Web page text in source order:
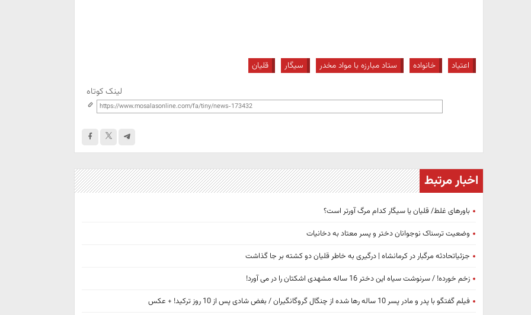
اعتیاد خانواده ستاد مبارزه با مواد مخدر سیگار قلیان
لینک کوتاه
اخبار مرتبط
باورهای غلط/ قلیان یا سیگار کدام مرگ آورتر است؟
وضعیت ترسناک نوجوانان دختر و پسر معتاد به دخانیات
جزئیاتحادثه مرگبار در کرمانشاه | درگیری به خاطر قلیان دو کشته بر جا گذاشت
زخم خورده! / سرنوشت سیاه این دختر 16 ساله مشهدی اشکتان را در می آورد!
فیلم گفتگو با پدر و مادر پسر 10 ساله رها شده از چنگال گروگانگیران / بغض شادی پس از 10 روز ترکید! + عکس